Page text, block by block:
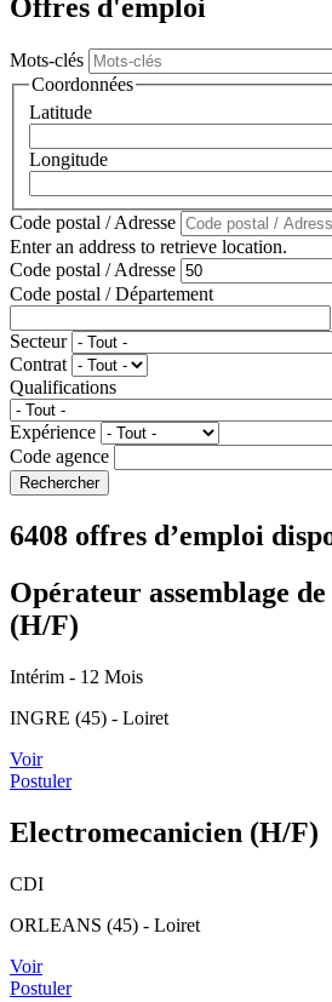
Offres d'emploi
Mots-clés
Coordonnées
Latitude
Longitude
Code postal / Adresse
Enter an address to retrieve location.
Code postal / Adresse
Code postal / Département
Secteur
Contrat
Qualifications
Expérience
Code agence
6408 offres d’emploi
Opérateur assemblage
(H/F)
Intérim - 12 Mois
INGRE (45) - Loiret
Voir
Postuler
Electromecanicien (H/F)
CDI
ORLEANS (45) - Loiret
Voir
Postuler